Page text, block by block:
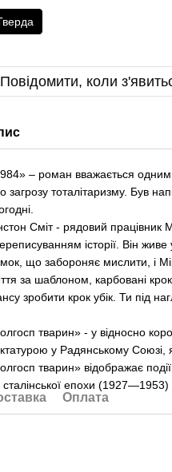
Повідомити, коли
– роман вважається одним
загрозу тоталітаризму. Був
Сміт - рядовий працівник
історії. Він
що забороняє мислити, і
за шаблоном, карбовані
зробити крок убік. Ти під
тварин» - у відносно
у Радянському
тварин» відображає
сталінської епохи
Оплата